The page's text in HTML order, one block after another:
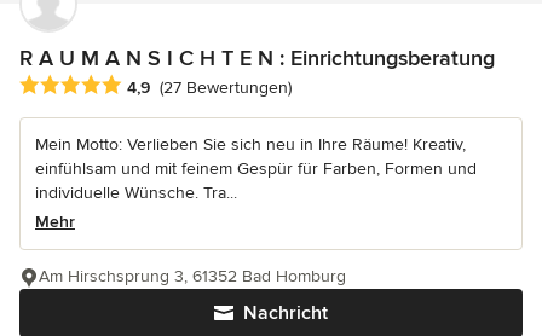
R A U M A N S I C H T E N : Einrichtungsberatung
Durchschnittliche Bewertung: 4.9 von 5 Sternen
4,9 (27 Bewertungen)
Mein Motto: Verlieben Sie sich neu in Ihre Räume! Kreativ,
einfühlsam und mit feinem Gespür für Farben, Formen und
individuelle Wünsche. Tra...
Mehr
Nachricht
Am Hirschsprung 3, 61352 Bad Homburg